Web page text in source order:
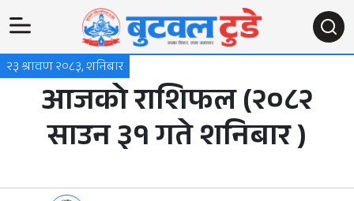
२३ श्रावण २०८३, शनिबार
आजको राशिफल (२०८२
साउन ३१ गते शनिबार )